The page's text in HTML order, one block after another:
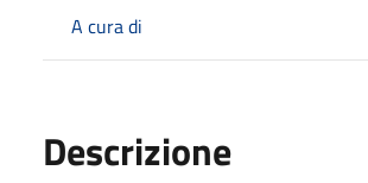
A cura di
Descrizione